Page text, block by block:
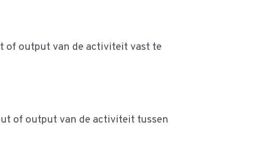
of output van de activiteit vast te
of output van de activiteit tussen